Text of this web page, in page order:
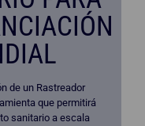
de un Rastreador
que permitirá
sanitario a escala